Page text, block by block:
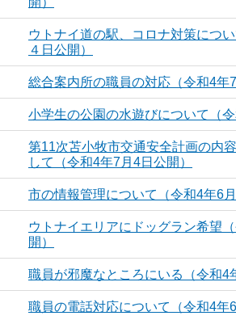
ウトナイ道の駅、コロナ対策につ
４日公開）
総合案内所の職員の対応（令和4年7
小学生の公園の水遊びについて（令
第11次苫小牧市交通安全計画の内
して（令和4年7月4日公開）
市の情報管理について（令和4年6月
ウトナイエリアにドッグラン希望
開）
職員が邪魔なところにいる（令和4
職員の電話対応について（令和4年6